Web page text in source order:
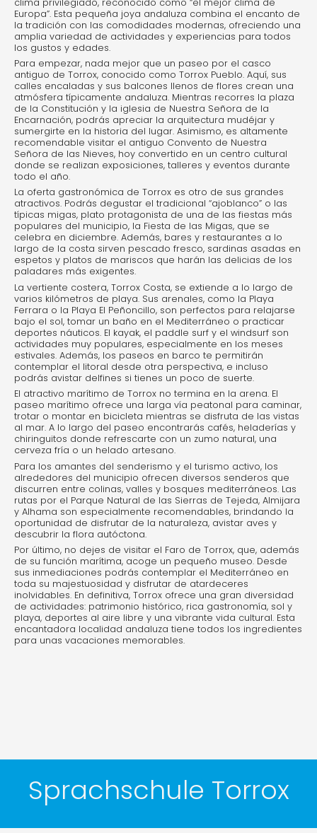
Europa”. Esta pequeña joya andaluza combina el encanto de
la tradición con las comodidades modernas, ofreciendo una
amplia variedad de actividades y experiencias para todos
los gustos y edades.
Para empezar, nada mejor que un paseo por el casco
antiguo de Torrox, conocido como Torrox Pueblo. Aquí, sus
calles encaladas y sus balcones llenos de flores crean una
atmósfera típicamente andaluza. Mientras recorres la plaza
de la Constitución y la iglesia de Nuestra Señora de la
Encarnación, podrás apreciar la arquitectura mudéjar y
sumergirte en la historia del lugar. Asimismo, es altamente
recomendable visitar el antiguo Convento de Nuestra
Señora de las Nieves, hoy convertido en un centro cultural
donde se realizan exposiciones, talleres y eventos durante
todo el año.
La oferta gastronómica de Torrox es otro de sus grandes
atractivos. Podrás degustar el tradicional “ajoblanco” o las
típicas migas, plato protagonista de una de las fiestas más
populares del municipio, la Fiesta de las Migas, que se
celebra en diciembre. Además, bares y restaurantes a lo
largo de la costa sirven pescado fresco, sardinas asadas en
espetos y platos de mariscos que harán las delicias de los
paladares más exigentes.
La vertiente costera, Torrox Costa, se extiende a lo largo de
varios kilómetros de playa. Sus arenales, como la Playa
Ferrara o la Playa El Peñoncillo, son perfectos para relajarse
bajo el sol, tomar un baño en el Mediterráneo o practicar
deportes náuticos. El kayak, el paddle surf y el windsurf son
actividades muy populares, especialmente en los meses
estivales. Además, los paseos en barco te permitirán
contemplar el litoral desde otra perspectiva, e incluso
podrás avistar delfines si tienes un poco de suerte.
El atractivo marítimo de Torrox no termina en la arena. El
paseo marítimo ofrece una larga vía peatonal para caminar,
trotar o montar en bicicleta mientras se disfruta de las vistas
al mar. A lo largo del paseo encontrarás cafés, heladerías y
chiringuitos donde refrescarte con un zumo natural, una
cerveza fría o un helado artesano.
Para los amantes del senderismo y el turismo activo, los
alrededores del municipio ofrecen diversos senderos que
discurren entre colinas, valles y bosques mediterráneos. Las
rutas por el Parque Natural de las Sierras de Tejeda, Almijara
y Alhama son especialmente recomendables, brindando la
oportunidad de disfrutar de la naturaleza, avistar aves y
descubrir la flora autóctona.
Por último, no dejes de visitar el Faro de Torrox, que, además
de su función marítima, acoge un pequeño museo. Desde
sus inmediaciones podrás contemplar el Mediterráneo en
toda su majestuosidad y disfrutar de atardeceres
inolvidables. En definitiva, Torrox ofrece una gran diversidad
de actividades: patrimonio histórico, rica gastronomía, sol y
playa, deportes al aire libre y una vibrante vida cultural. Esta
encantadora localidad andaluza tiene todos los ingredientes
para unas vacaciones memorables.
Sprachschule Torrox